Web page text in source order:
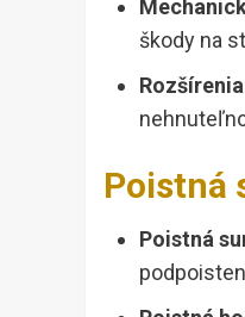
škody na
Rozšírenia
Poistná
Poistná